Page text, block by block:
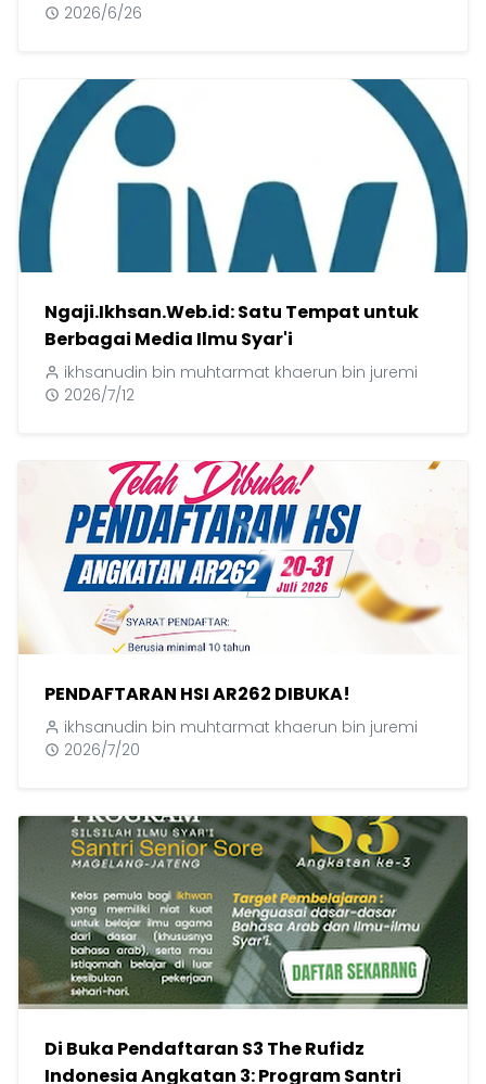
2026/6/26
Ngaji.Ikhsan.Web.id: Satu Tempat untuk
Berbagai Media Ilmu Syar'i
ikhsanudin bin muhtarmat khaerun bin juremi
2026/7/12
PENDAFTARAN HSI AR262 DIBUKA!
ikhsanudin bin muhtarmat khaerun bin juremi
2026/7/20
Di Buka Pendaftaran S3 The Rufidz
Indonesia Angkatan 3: Program Santri